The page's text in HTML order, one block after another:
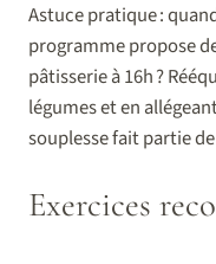
Astuce pratique :
programme propose
pâtisserie à 16h ?
légumes et en
souplesse fait partie
Exercices